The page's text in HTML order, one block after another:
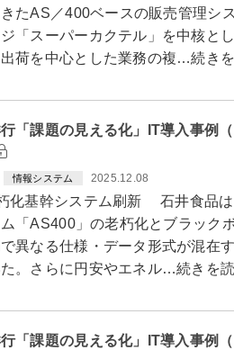
たAS／400ベースの販売管理シ
「スーパーカクテル」を中核と
荷を中心とした業務の複…続き
「課題の見える化」IT導入事例
情報システム 2025.12.08
化基幹システム刷新 石井食品は
「AS400」の老朽化とブラック
異なる仕様・データ形式が混在
た。さらに円安やエネル…続きを
「課題の見える化」IT導入事例